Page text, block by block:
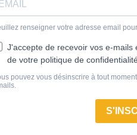
renseigner votre adresse email
J'accepte de recevoir vos e-
de votre politique de
pouvez vous désinscrire à tout